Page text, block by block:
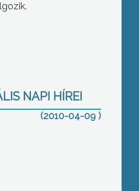
NAPI HÍREI
(2010-04-09 )